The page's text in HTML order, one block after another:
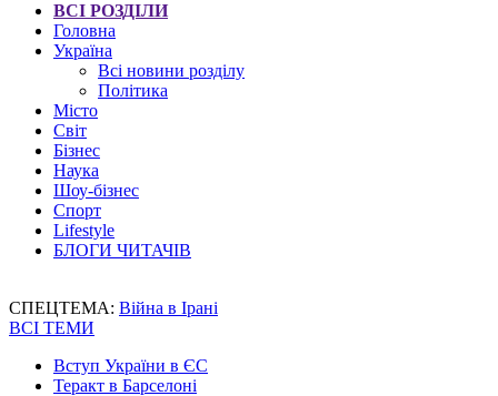
ВСІ РОЗДІЛИ
Головна
Україна
Всі новини розділу
Політика
Місто
Світ
Бізнес
Наука
Шоу-бізнес
Спорт
Lifestyle
БЛОГИ ЧИТАЧІВ
СПЕЦТЕМА: Війна в Ірані
ВСІ ТЕМИ
Вступ України в ЄС
Теракт в Барселоні